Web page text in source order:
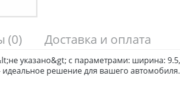
(0) Доставка и оплата
указано&gt; с параметрами: ширина:
идеальное решение для вашего